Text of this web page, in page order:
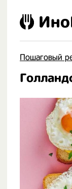
Пошаговый